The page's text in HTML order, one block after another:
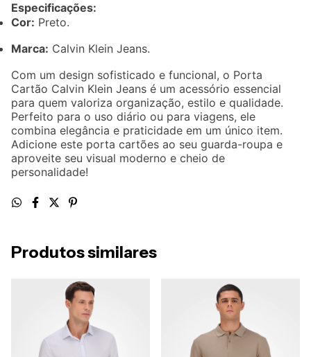
Especificações:
Cor: Preto.
Marca: Calvin Klein Jeans.
Com um design sofisticado e funcional, o Porta
Cartão Calvin Klein Jeans é um acessório essencial
para quem valoriza organização, estilo e qualidade.
Perfeito para o uso diário ou para viagens, ele
combina elegância e praticidade em um único item.
Adicione este porta cartões ao seu guarda-roupa e
aproveite seu visual moderno e cheio de
personalidade!
Produtos similares